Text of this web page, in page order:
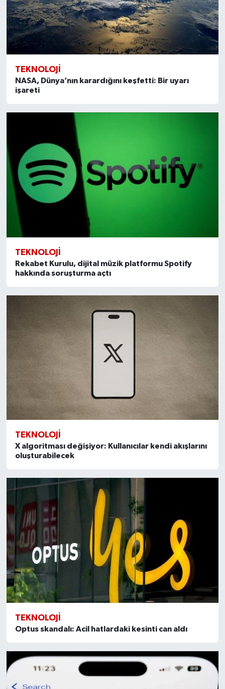
TEKNOLOJI
NASA, Dünya’nın karardığını keşfetti: Bir uyarı
işareti
TEKNOLOJI
Rekabet Kurulu, dijital müzik platformu Spotify
hakkında soruşturma açtı
TEKNOLOJI
X algoritması değişiyor: Kullanıcılar kendi akışlarını
oluşturabilecek
TEKNOLOJI
Optus skandalı: Acil hatlardaki kesinti can aldı